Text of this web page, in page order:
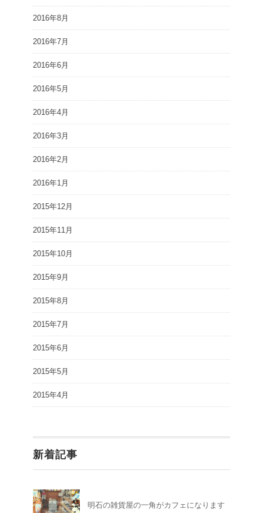
2016年8月
2016年7月
2016年6月
2016年5月
2016年4月
2016年3月
2016年2月
2016年1月
2015年12月
2015年11月
2015年10月
2015年9月
2015年8月
2015年7月
2015年6月
2015年5月
2015年4月
新着記事
明石の雑貨屋の一角がカフェになります